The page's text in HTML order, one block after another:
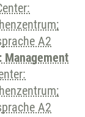
A2
Management
A2